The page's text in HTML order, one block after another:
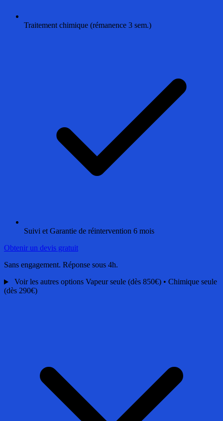
Traitement chimique (rémanence 3 sem.)
Suivi et Garantie de réintervention 6 mois
Obtenir un devis gratuit
Sans engagement. Réponse sous 4h.
Voir les autres options Vapeur seule (dès 850€) • Chimique seule
(dès 290€)